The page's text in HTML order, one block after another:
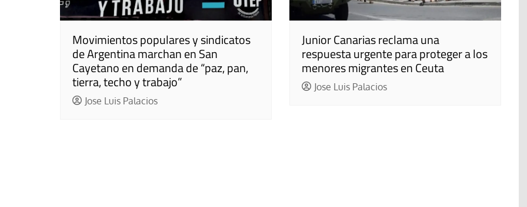
Movimientos populares y sindicatos
de Argentina marchan en San
Cayetano en demanda de “paz, pan,
tierra, techo y trabajo”
Jose Luis Palacios
Junior Canarias reclama una
respuesta urgente para proteger a los
menores migrantes en Ceuta
Jose Luis Palacios